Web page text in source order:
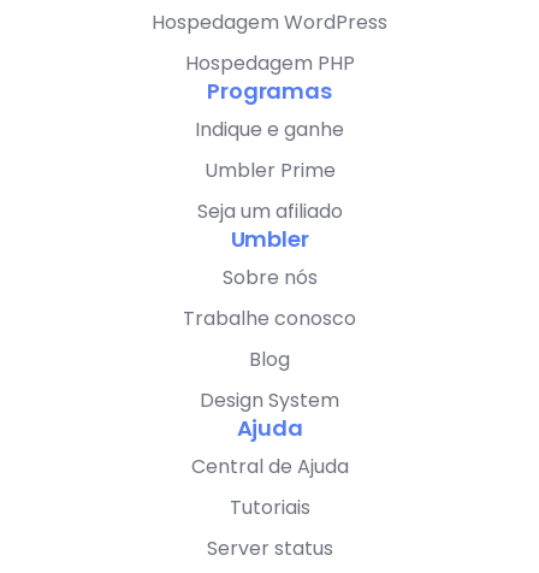
Hospedagem WordPress
Hospedagem PHP
Programas
Indique e ganhe
Umbler Prime
Seja um afiliado
Umbler
Sobre nós
Trabalhe conosco
Blog
Design System
Ajuda
Central de Ajuda
Tutoriais
Server status